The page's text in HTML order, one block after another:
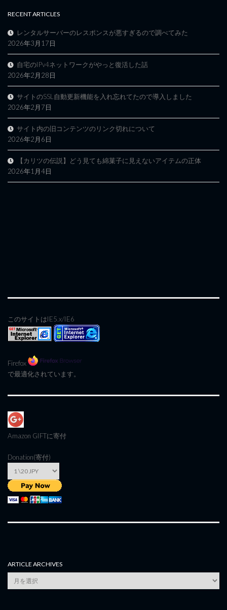
RECENT ARTICLES
レンタルサーバーのレスポンスが悪すぎるので調べてみた
2026年3月17日
自宅のIPv4ネットワークがやっと復活した話
2026年2月28日
サイトのSSL自動更新機能を入れ忘れてたので導入しました
2026年2月7日
サイト内の旧コンテンツのリンク切れについて
2026年2月6日
【カリツの伝説】どう見ても綿菓子に見えないアイテムの正体
2026年1月4日
このサイトはIE5.x/IE6
Firefox
で最適化されています。
Amazon GIFTに寄付
Donation(寄付)
ARTICLE ARCHIVES
Article
Archives